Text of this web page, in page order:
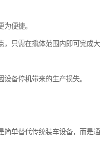
便捷。
，只需在撬体范围内即可完成大
备停机带来的生产损失。
简单替代传统装车设备，而是通